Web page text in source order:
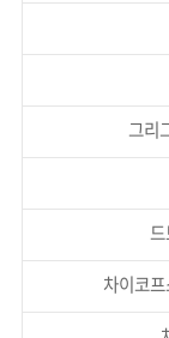
그리
차이코